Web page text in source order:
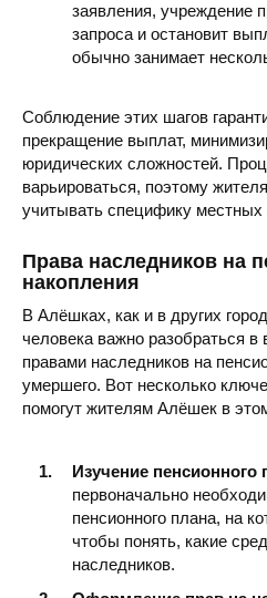
заявления, учреждение
запроса и остановит
обычно занимает
Соблюдение этих шагов
прекращение выплат,
юридических сложностей.
варьироваться, поэтому
учитывать специфику
Права наследников на
накопления
В Алёшках, как и в других
человека важно разобраться в
правами наследников на
умершего. Вот несколько
помогут жителям Алёшек в
Изучение пенсионного
первоначально
пенсионного плана, на
чтобы понять, какие
наследников.